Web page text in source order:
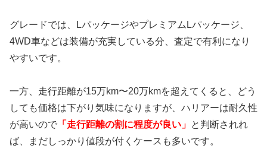
グレードでは、LパッケージやプレミアムLパッケージ、
4WD車などは装備が充実している分、査定で有利になり
やすいです。
一方、走行距離が15万km〜20万kmを超えてくると、どう
しても価格は下がり気味になりますが、ハリアーは耐久性
が高いので 「走行距離の割に程度が良い」 と判断されれ
ば、まだしっかり値段が付くケースも多いです。